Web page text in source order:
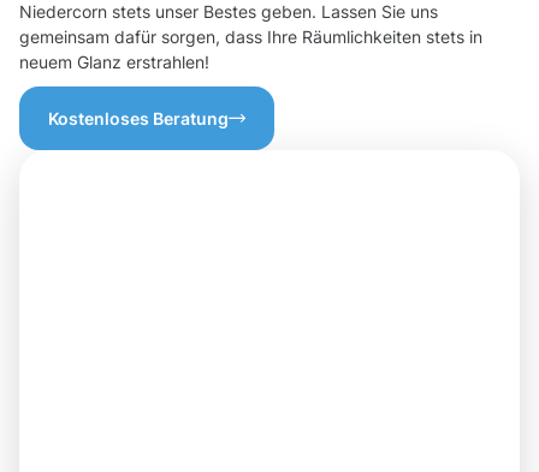
Niedercorn stets unser Bestes geben. Lassen Sie uns
gemeinsam dafür sorgen, dass Ihre Räumlichkeiten stets in
neuem Glanz erstrahlen!
Kostenloses Beratung